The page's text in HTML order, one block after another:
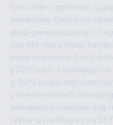
firehunters.rugribowo.ru
hometown-france.ru1-
shop-garena.rucricetc-1-
one-life-story.rutop-
poka-vse-doma-2.ru3-d-
g2012.rutst-1.rushaggy-
g-2012.ruops-mgr.ru
poka-vse-doma2.ru
tehosmotre.ruvarieta-
raytor-d.ruatillagunn.ru3d-